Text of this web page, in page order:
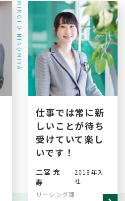
MIKOTO NINOMIYA
仕事では常に新
しいことが待ち
受けていて楽し
いです！
二宮 充
寿
2018年入
社
リーシング課